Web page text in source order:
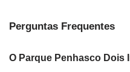
Perguntas Frequentes
O Parque Penhasco Dois